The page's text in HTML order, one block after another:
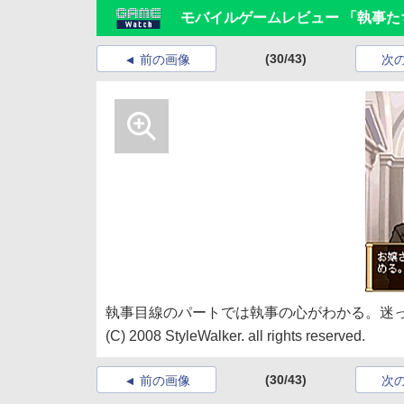
モバイルゲームレビュー 「執事た
前の画像 (30/43) 次
執事目線のパートでは執事の心がわかる。迷
(C) 2008 StyleWalker. all rights reserved.
前の画像 (30/43) 次